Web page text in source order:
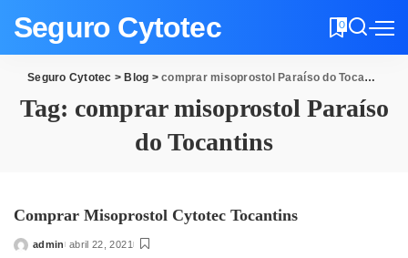
Seguro Cytotec 0
Seguro Cytotec > Blog >comprar misoprostol Paraíso do Tocantins
Tag: comprar misoprostol Paraíso
do Tocantins
Comprar Misoprostol Cytotec Tocantins
Posted
admin abril 22, 2021